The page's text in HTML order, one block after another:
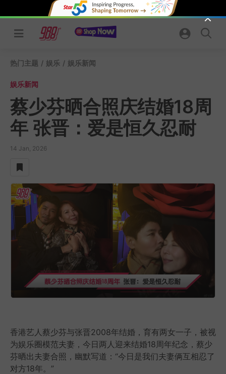
热门主题 / 娱乐 / 娱乐新闻
娱乐新闻
蔡少芬晒合照庆结婚18周
年 张晋：爱是恒久忍耐
14 Jan, 2026
香港艺人蔡少芬与张晋2008年结婚，育有两女一子，被视
为娱乐圈模范夫妻，今日两人迎来结婚18周年纪念，蔡少
芬晒出夫妻合照，幽默写道：“今日是我们夫妻俩互相忍了
对方18年。”